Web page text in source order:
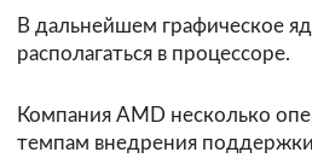
В дальнейшем графическое
располагаться в процессоре.
Компания AMD несколько
темпам внедрения